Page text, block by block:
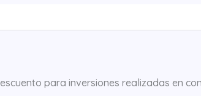
para inversiones realizadas en